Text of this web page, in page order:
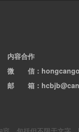
内容合作
微信：hongcango
邮箱
：